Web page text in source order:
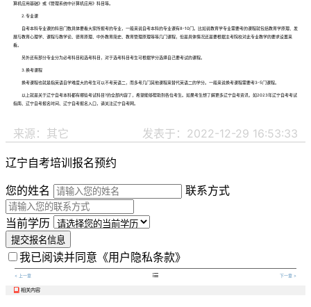
算机应用基础》或《管理系统中计算机应用》科目等。
2.专业课
自考本科专业课的科目门数具体要看大家所报考的专业，一般来说自考本科的专业课有8-10门。比如说教育学专业需要考的课程就包括教育学原理、发
展与教育心理学、课程与教学论、德育原理、中外教育简史、教育管理原理等等几门课程，但是具体情况还是要根据主考院校对此专业教学的要求设置来
看。
另外还有部分专业分为必考科目和选考科目，对于选考科目考生可根据学分选择自己要考试的课程。
3.换考课程
换考课程也就是指英语自学难度大的考生可以不考英语二，而多考几门其他课程来替代英语二的学分。一般来说换考课程需要考3-5门课程。
以上就是关于辽宁自考本科都有哪些考试科目?的全部内容了，希望能够帮助到各位考生。如果考生想了解更多辽宁自考资讯，如2023年辽宁自考考试
指南、辽宁自考报名时间、辽宁自考报名入口，请关注辽宁自考网。
来源：其它 发表于：2022-12-29 16:53:33
辽宁自考培训报名预约
您的姓名
联系方式
当前学历
提交报名信息
我已阅读并同意 《用户隐私条款》
< 上一章  下一章 >
 相关内容